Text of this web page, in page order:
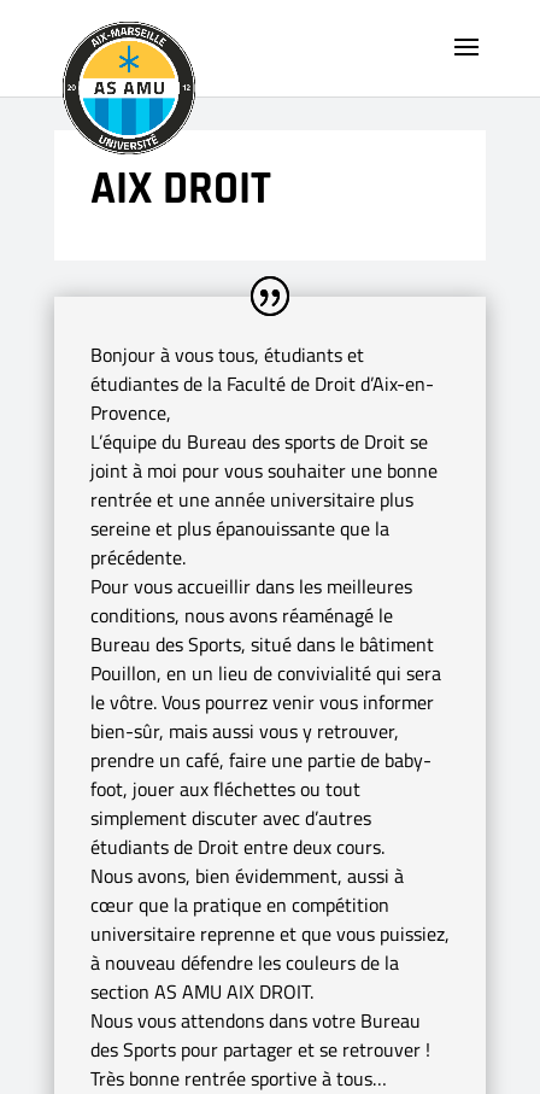
AIX DROIT
Bonjour à vous tous, étudiants et
étudiantes de la Faculté de Droit d’Aix-en-
Provence,
L’équipe du Bureau des sports de Droit se
joint à moi pour vous souhaiter une bonne
rentrée et une année universitaire plus
sereine et plus épanouissante que la
précédente.
Pour vous accueillir dans les meilleures
conditions, nous avons réaménagé le
Bureau des Sports, situé dans le bâtiment
Pouillon, en un lieu de convivialité qui sera
le vôtre. Vous pourrez venir vous informer
bien-sûr, mais aussi vous y retrouver,
prendre un café, faire une partie de baby-
foot, jouer aux fléchettes ou tout
simplement discuter avec d’autres
étudiants de Droit entre deux cours.
Nous avons, bien évidemment, aussi à
cœur que la pratique en compétition
universitaire reprenne et que vous puissiez,
à nouveau défendre les couleurs de la
section AS AMU AIX DROIT.
Nous vous attendons dans votre Bureau
des Sports pour partager et se retrouver !
Très bonne rentrée sportive à tous…